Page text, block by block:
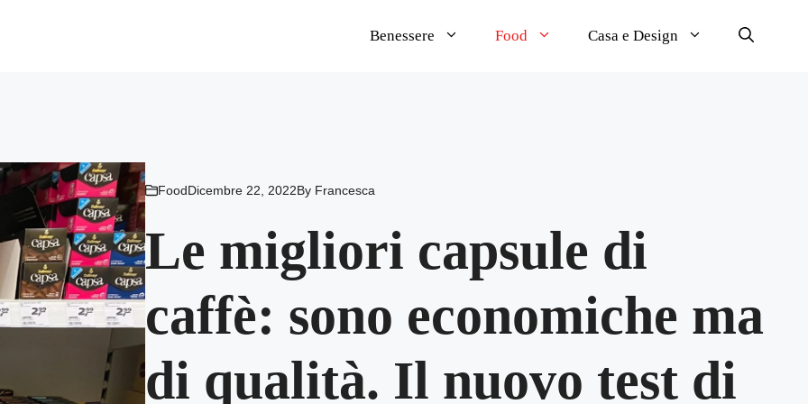
Benessere Food Casa e Design
FoodDicembre 22, 2022By Francesca
Le migliori capsule di
caffè: sono economiche ma
di qualità. Il nuovo test di